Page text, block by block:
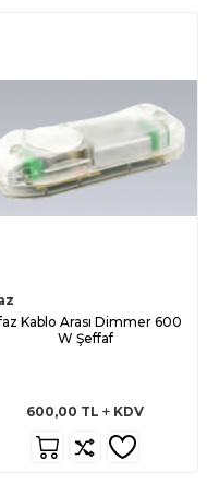
Kablo Arası Dimmer 600
W Şeffaf
600,00 TL KDV